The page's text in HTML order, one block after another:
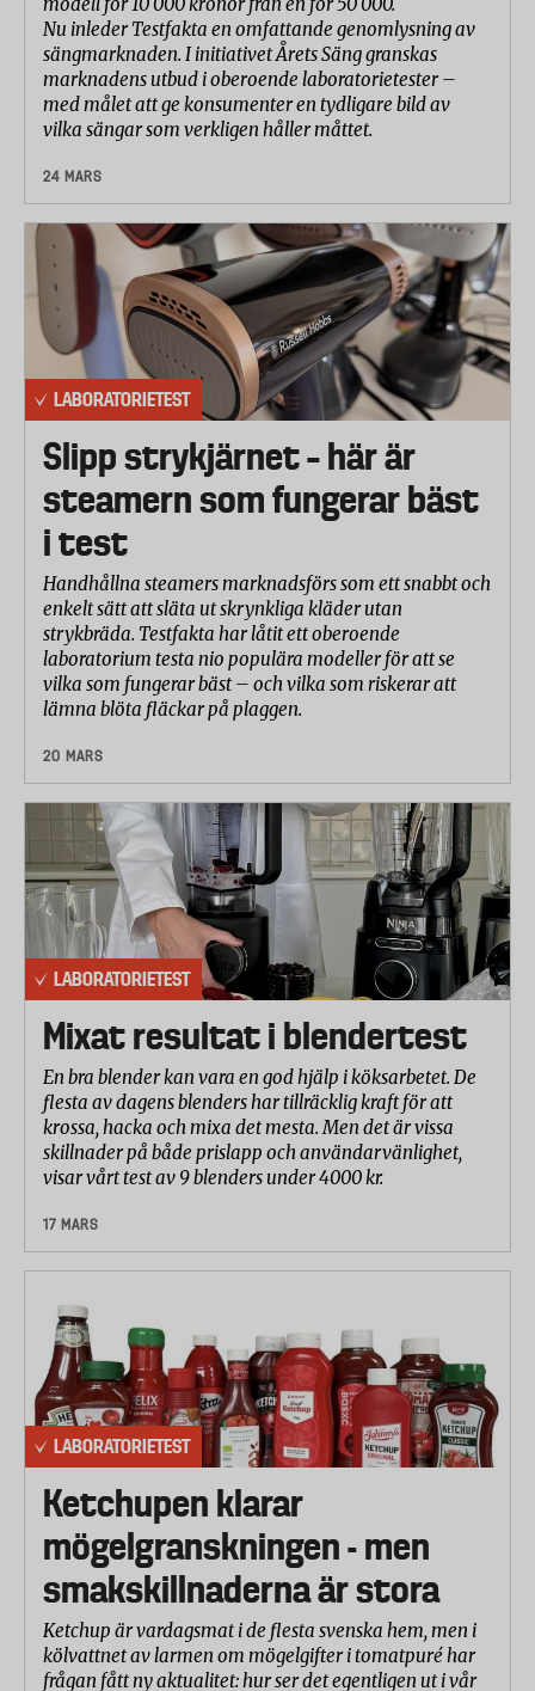
Nu inleder Testfakta en omfattande genomlysning av
sängmarknaden. I initiativet Årets Säng granskas
marknadens utbud i oberoende laboratorietester –
med målet att ge konsumenter en tydligare bild av
vilka sängar som verkligen håller måttet.
24 MARS
LABORATORIETEST
Slipp strykjärnet – här är
steamern som fungerar bäst
i test
Handhållna steamers marknadsförs som ett snabbt och
enkelt sätt att släta ut skrynkliga kläder utan
strykbräda. Testfakta har låtit ett oberoende
laboratorium testa nio populära modeller för att se
vilka som fungerar bäst – och vilka som riskerar att
lämna blöta fläckar på plaggen.
20 MARS
LABORATORIETEST
Mixat resultat i blendertest
En bra blender kan vara en god hjälp i köksarbetet. De
flesta av dagens blenders har tillräcklig kraft för att
krossa, hacka och mixa det mesta. Men det är vissa
skillnader på både prislapp och användarvänlighet,
visar vårt test av 9 blenders under 4000 kr.
17 MARS
LABORATORIETEST
Ketchupen klarar
mögelgranskningen - men
smakskillnaderna är stora
Ketchup är vardagsmat i de flesta svenska hem, men i
kölvattnet av larmen om mögelgifter i tomatpuré har
frågan fått ny aktualitet: hur ser det egentligen ut i vår